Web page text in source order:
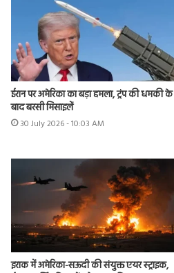
ईरान पर अमेरिका का बड़ा हमला, ट्रंप की धमकी के
बाद बरसी मिसाइलें
30 July 2026 - 10:03 AM
इराक में अमेरिका-सऊदी की संयुक्त एयर स्ट्राइक,